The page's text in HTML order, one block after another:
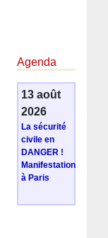
Agenda
13 août
2026
La sécurité
civile en
DANGER !
Manifestation
à Paris